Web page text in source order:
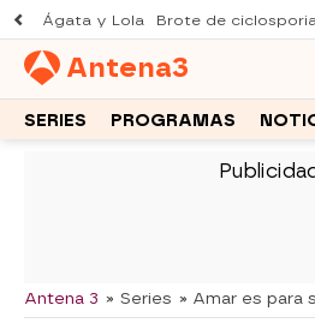
Ágata y Lola Brote de
Antena3
SERIES PROGRAMAS
Antena 3 » Series » Amar es para